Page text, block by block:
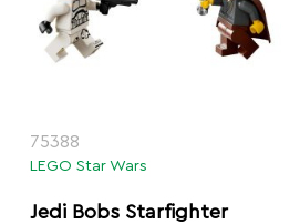
75388
LEGO Star Wars
Jedi Bobs Starfighter